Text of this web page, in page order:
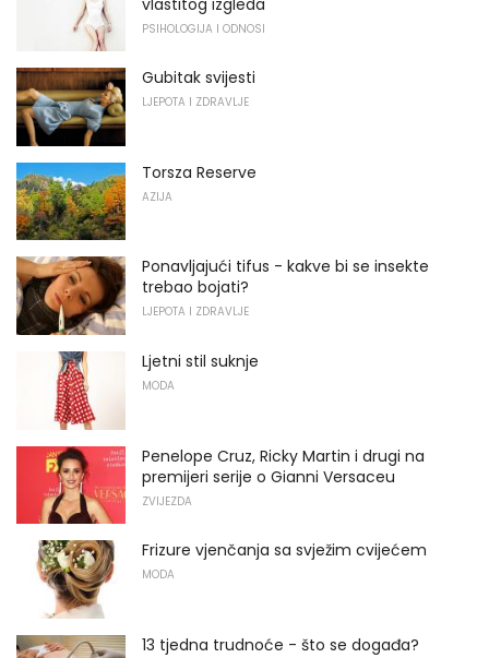
PSIHOLOGIJA I ODNOSI
Gubitak svijesti
LJEPOTA I ZDRAVLJE
Torsza Reserve
AZIJA
Ponavljajući tifus - kakve bi se insekte
trebao bojati?
LJEPOTA I ZDRAVLJE
Ljetni stil suknje
MODA
Penelope Cruz, Ricky Martin i drugi na
premijeri serije o Gianni Versaceu
ZVIJEZDA
Frizure vjenčanja sa svježim cvijećem
MODA
13 tjedna trudnoće - što se događa?